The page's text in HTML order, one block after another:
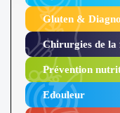
Gluten &
Chirurgies de la
Prévention
Edouleur​